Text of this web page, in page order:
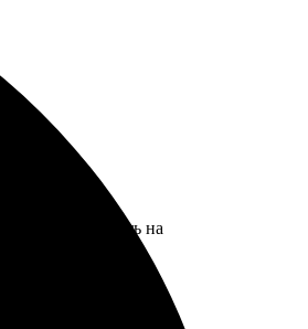
раз буду яркость на